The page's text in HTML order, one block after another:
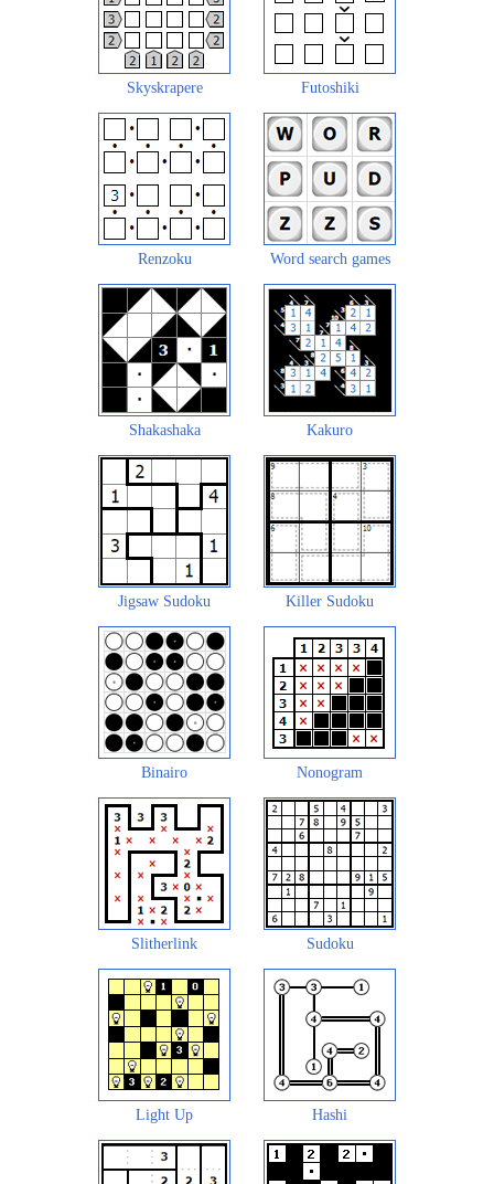
Skyskrapere Futoshiki
Renzoku Word search games
Shakashaka Kakuro
Jigsaw Sudoku Killer Sudoku
Binairo Nonogram
Slitherlink Sudoku
Light Up Hashi